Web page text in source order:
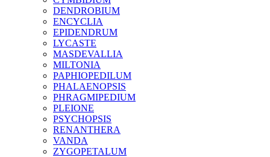
DENDROBIUM
ENCYCLIA
EPIDENDRUM
LYCASTE
MASDEVALLIA
MILTONIA
PAPHIOPEDILUM
PHALAENOPSIS
PHRAGMIPEDIUM
PLEIONE
PSYCHOPSIS
RENANTHERA
VANDA
ZYGOPETALUM